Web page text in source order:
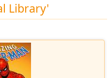
Library'